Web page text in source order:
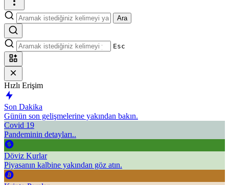
Ara
Esc
Hızlı Erişim
Son Dakika
Günün son gelişmelerine yakından bakın.
Covid 19
Pandeminin detayları..
Döviz Kurlar
Piyasanın kalbine yakından göz atın.